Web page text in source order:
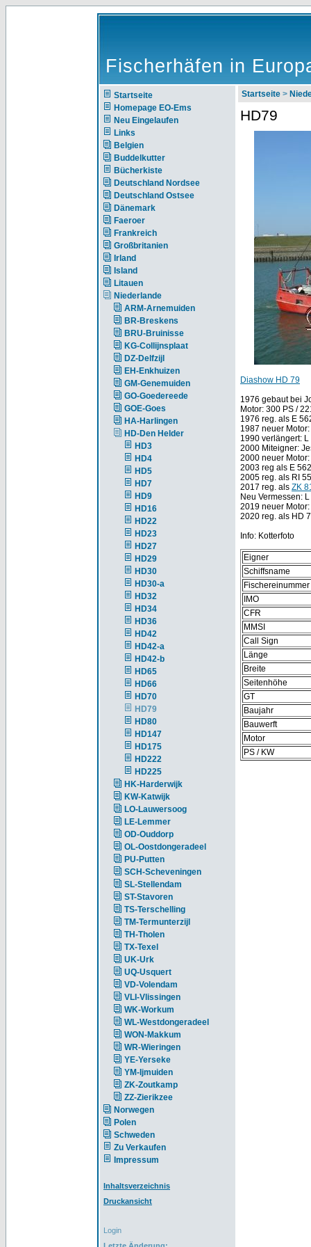
Fischerhäfen in
Startseite
Homepage EO-Ems
Neu Eingelaufen
Links
Belgien
Buddelkutter
Bücherkiste
Deutschland Nordsee
Deutschland Ostsee
Dänemark
Faeroer
Frankreich
Großbritanien
Irland
Island
Litauen
Niederlande
ARM-Arnemuiden
BR-Breskens
BRU-Bruinisse
KG-Collijnsplaat
DZ-Delfzijl
EH-Enkhuizen
GM-Genemuiden
GO-Goedereede
GOE-Goes
HA-Harlingen
HD-Den Helder
HD3
HD4
HD5
HD7
HD9
HD16
HD22
HD23
HD27
HD29
HD30
HD30-a
HD32
HD34
HD36
HD42
HD42-a
HD42-b
HD65
HD66
HD70
HD79
HD80
HD147
HD175
HD222
HD225
HK-Harderwijk
KW-Katwijk
LO-Lauwersoog
LE-Lemmer
OD-Ouddorp
OL-Oostdongeradeel
PU-Putten
SCH-Scheveningen
SL-Stellendam
ST-Stavoren
TS-Terschelling
TM-Termunterzijl
TH-Tholen
TX-Texel
UK-Urk
UQ-Usquert
VD-Volendam
VLI-Vlissingen
WK-Workum
WL-Westdongeradeel
WON-Makkum
WR-Wieringen
YE-Yerseke
YM-Ijmuiden
ZK-Zoutkamp
ZZ-Zierikzee
Norwegen
Polen
Schweden
Zu Verkaufen
Impressum
Inhaltsverzeichnis
Druckansicht
Login
Startseite >
HD79
Diashow HD 79
1976 gebaut bei
Motor: 300 PS /
1976 reg. als E
1987 neuer
1990 verlängert: L
2000 Miteigner:
2000 neuer
2003 reg als E
2005 reg. als RI
2017 reg. als ZK
Neu Vermessen:
2019 neuer
2020 reg. als HD
Info: Kotterfoto
Eigner
Schiffsname
Fischereinummer
IMO
CFR
MMSI
Call Sign
Länge
Breite
Seitenhöhe
GT
Baujahr
Bauwerft
Motor
PS / KW